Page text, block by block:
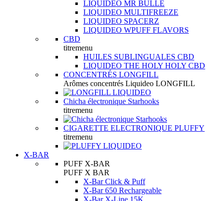
LIQUIDEO MR BULLE
LIQUIDEO MULTIFREEZE
LIQUIDEO SPACERZ
LIQUIDEO WPUFF FLAVORS
CBD
titremenu
HUILES SUBLINGUALES CBD
LIQUIDEO THE HOLY HOLY CBD
CONCENTRÉS LONGFILL
Arômes concentrés Liquideo LONGFILL
Chicha électronique Starhooks
titremenu
CIGARETTE ELECTRONIQUE PLUFFY
titremenu
X-BAR
PUFF X-BAR
PUFF X BAR
X-Bar Click & Puff
X-Bar 650 Rechargeable
X-Bar X-Line 15K